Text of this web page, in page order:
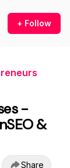
+ Follow
-
&
Share